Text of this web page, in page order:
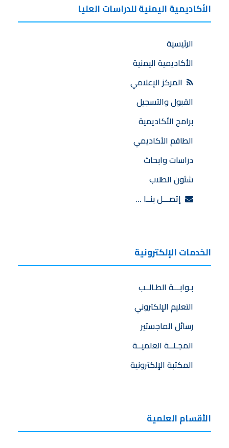
الأكاديمية اليمنية للدراسات العليا
الرئيسية
الأكاديمية اليمنية
المركز الإعلامي
القبول والتسجيل
برامج الأكاديمية
الطاقم الأكاديمي
دراسات وابحاث
شئون الطلاب
إتصـــل بنــا …
الخدمات الإلكترونية
بـوابـــة الطـالــب
التعليم الإلكتروني
رسائل الماجستير
المجـلــة العلميــة
المكتبة الإلكترونية
الأقسام العلمية